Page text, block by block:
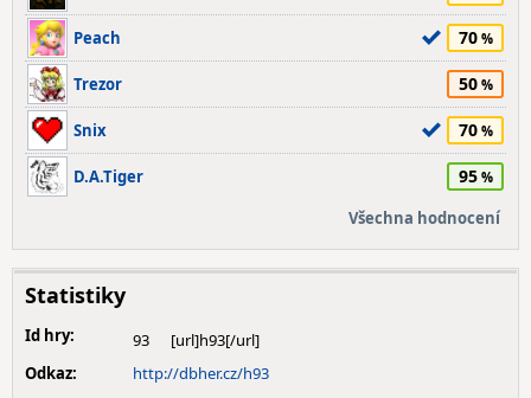
Peach 70
Trezor 50
Snix 70
D.A.Tiger 95
Všechna hodnocení
Statistiky
Id hry:
93
Odkaz:
http://dbher.cz/h93